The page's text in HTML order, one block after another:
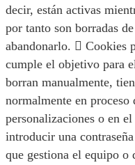
decir, están activas
por tanto son borradas
abandonarlo.  Cookies
cumple el objetivo para
borran manualmente,
normalmente en proceso
personalizaciones o en
introducir una
que gestiona el equipo o